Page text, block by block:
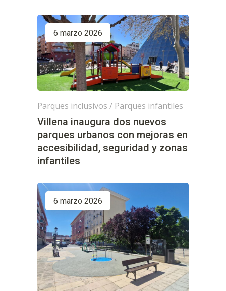
6 marzo 2026
Parques inclusivos / Parques infantiles
Villena inaugura dos nuevos
parques urbanos con mejoras en
accesibilidad, seguridad y zonas
infantiles
6 marzo 2026